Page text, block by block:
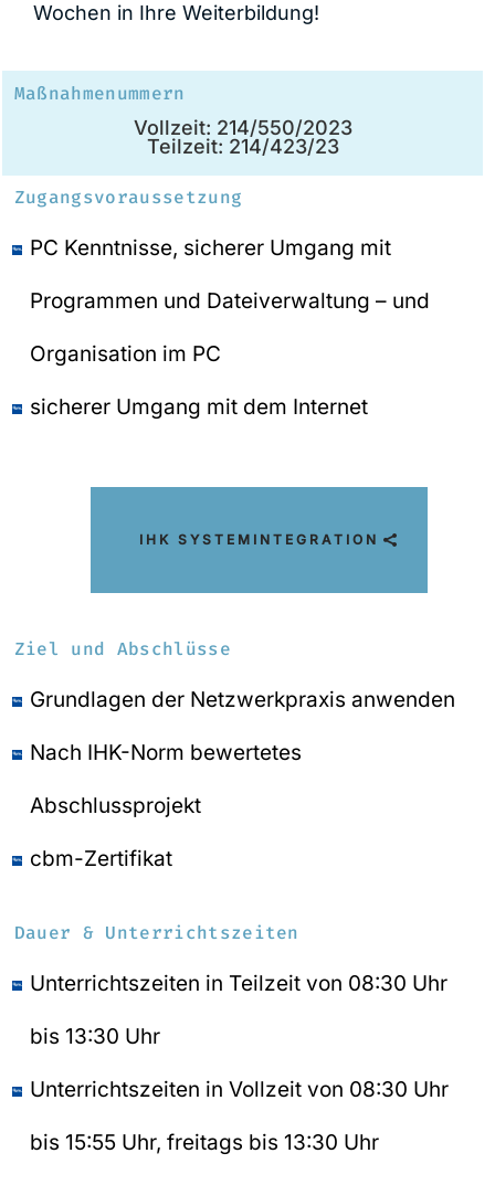
Wochen in Ihre Weiterbildung!
Maßnahmenummern
Vollzeit: 214/550/2023
Teilzeit: 214/423/23
Zugangsvoraussetzung
PC Kenntnisse, sicherer Umgang mit
Programmen und Dateiverwaltung – und
Organisation im PC
sicherer Umgang mit dem Internet
IHK SYSTEMINTEGRATION
Ziel und Abschlüsse
Grundlagen der Netzwerkpraxis anwenden
Nach IHK-Norm bewertetes
Abschlussprojekt
cbm-Zertifikat
Dauer & Unterrichtszeiten
Unterrichtszeiten in Teilzeit von 08:30 Uhr
bis 13:30 Uhr
Unterrichtszeiten in Vollzeit von 08:30 Uhr
bis 15:55 Uhr, freitags bis 13:30 Uhr